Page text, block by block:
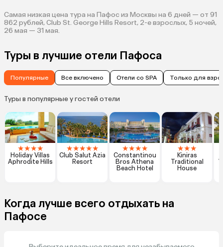
Самая низкая цена тура на Пафос из Москвы на 6 дней — от 91
862 рублей, Club St. George Hills Resort, 2-е взрослых, 5 ночей,
26 мая — 31 мая.
Туры в лучшие отели Пафоса
Популярные Все включено Отели со SPA Только для
Туры в популярные у гостей отели
★★★★
Holiday Villas
Aphrodite Hills
★★★★★
Club Salut Azia
Resort
★★★★
Constantinou
Bros Athena
Beach Hotel
★★★
Kiniras
Traditional
House
Когда лучше всего отдыхать на
Пафосе